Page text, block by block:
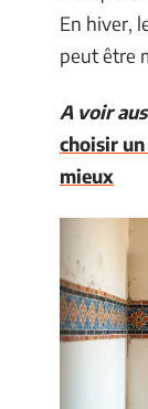
En hiver,
peut être
A voir
choisir
mieux